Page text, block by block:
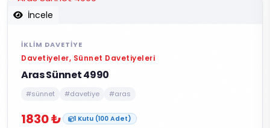
İncele
İKLIM DAVETIYE
Davetiyeler, Sünnet Davetiyeleri
Aras Sünnet 4990
#sünnet #davetiye #aras
1830 ₺ 1 Kutu (100 Adet)